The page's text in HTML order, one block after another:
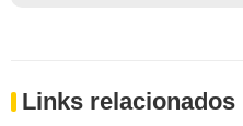
Links relacionados